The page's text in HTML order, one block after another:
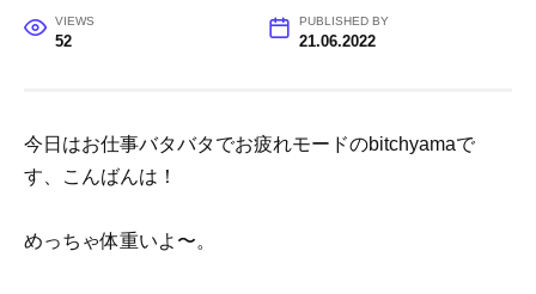
VIEWS
52
PUBLISHED BY
21.06.2022
今日はお仕事バタバタでお疲れモードのbitchyamaで
す、こんばんは！
めっちゃ体重いよ〜。